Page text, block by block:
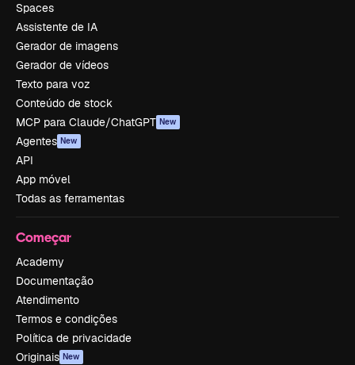
Spaces
Assistente de IA
Gerador de imagens
Gerador de vídeos
Texto para voz
Conteúdo de stock
MCP para Claude/ChatGPT New
Agentes New
API
App móvel
Todas as ferramentas
Começar
Academy
Documentação
Atendimento
Termos e condições
Política de privacidade
Originais New